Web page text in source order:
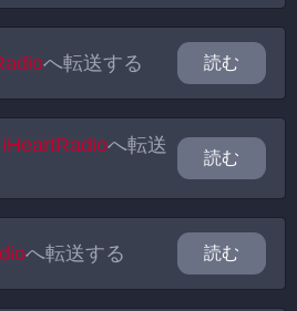
へ転送する 読む
iHeartRadioへ転送
読む
へ転送する 読む